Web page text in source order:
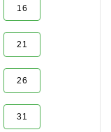
16
21
26
31